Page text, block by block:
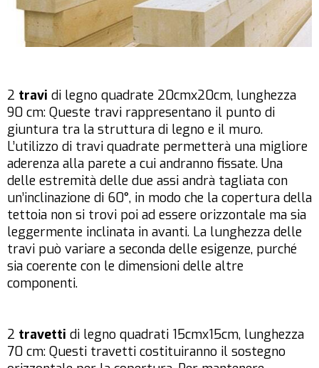
2 travi di legno quadrate 20cmx20cm, lunghezza
90 cm: Queste travi rappresentano il punto di
giuntura tra la struttura di legno e il muro.
L’utilizzo di travi quadrate permetterà una migliore
aderenza alla parete a cui andranno fissate. Una
delle estremità delle due assi andrà tagliata con
un’inclinazione di 60°, in modo che la copertura della
tettoia non si trovi poi ad essere orizzontale ma sia
leggermente inclinata in avanti. La lunghezza delle
travi può variare a seconda delle esigenze, purché
sia coerente con le dimensioni delle altre
componenti.
2 travetti di legno quadrati 15cmx15cm, lunghezza
70 cm: Questi travetti costituiranno il sostegno